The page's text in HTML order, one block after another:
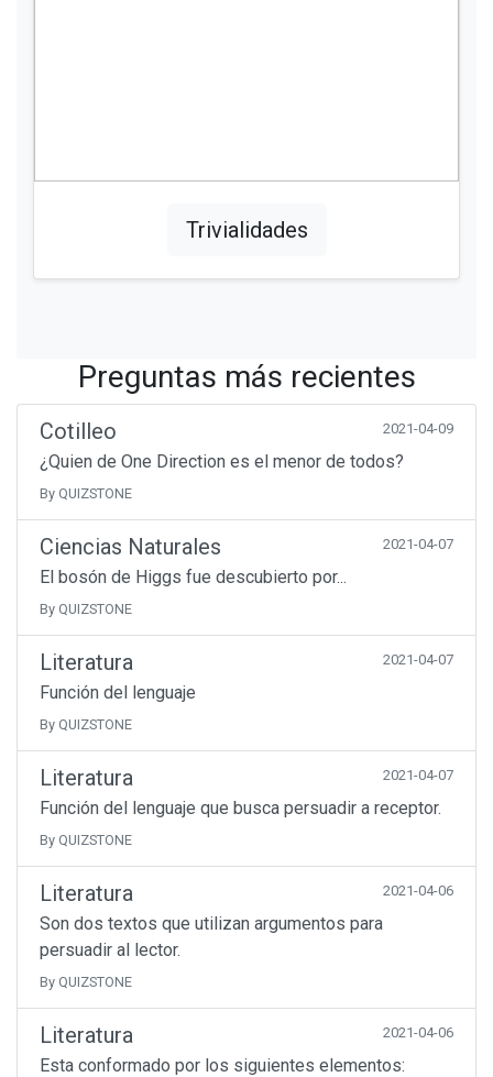
Trivialidades
Preguntas más recientes
Cotilleo 2021-04-09
¿Quien de One Direction es el menor de todos?
By QUIZSTONE
Ciencias Naturales 2021-04-07
El bosón de Higgs fue descubierto por...
By QUIZSTONE
Literatura 2021-04-07
Función del lenguaje
By QUIZSTONE
Literatura 2021-04-07
Función del lenguaje que busca persuadir a receptor.
By QUIZSTONE
Literatura 2021-04-06
Son dos textos que utilizan argumentos para
persuadir al lector.
By QUIZSTONE
Literatura 2021-04-06
Esta conformado por los siguientes elementos: